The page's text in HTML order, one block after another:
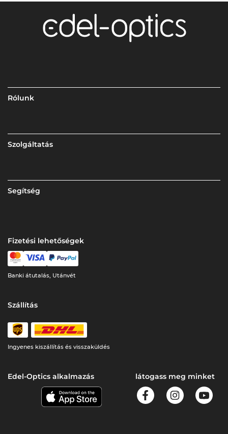
Rólunk
Szolgáltatás
Segítség
Fizetési lehetőségek
Banki átutalás, Utánvét
Szállítás
Ingyenes kiszállítás és visszaküldés
Edel-Optics alkalmazás látogass meg minket